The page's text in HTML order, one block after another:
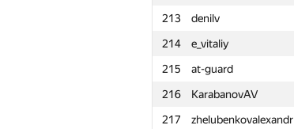
213
denilv
214
e_vitaliy
215
at-guard
216
KarabanovAV
217
zhelubenkovalexandr